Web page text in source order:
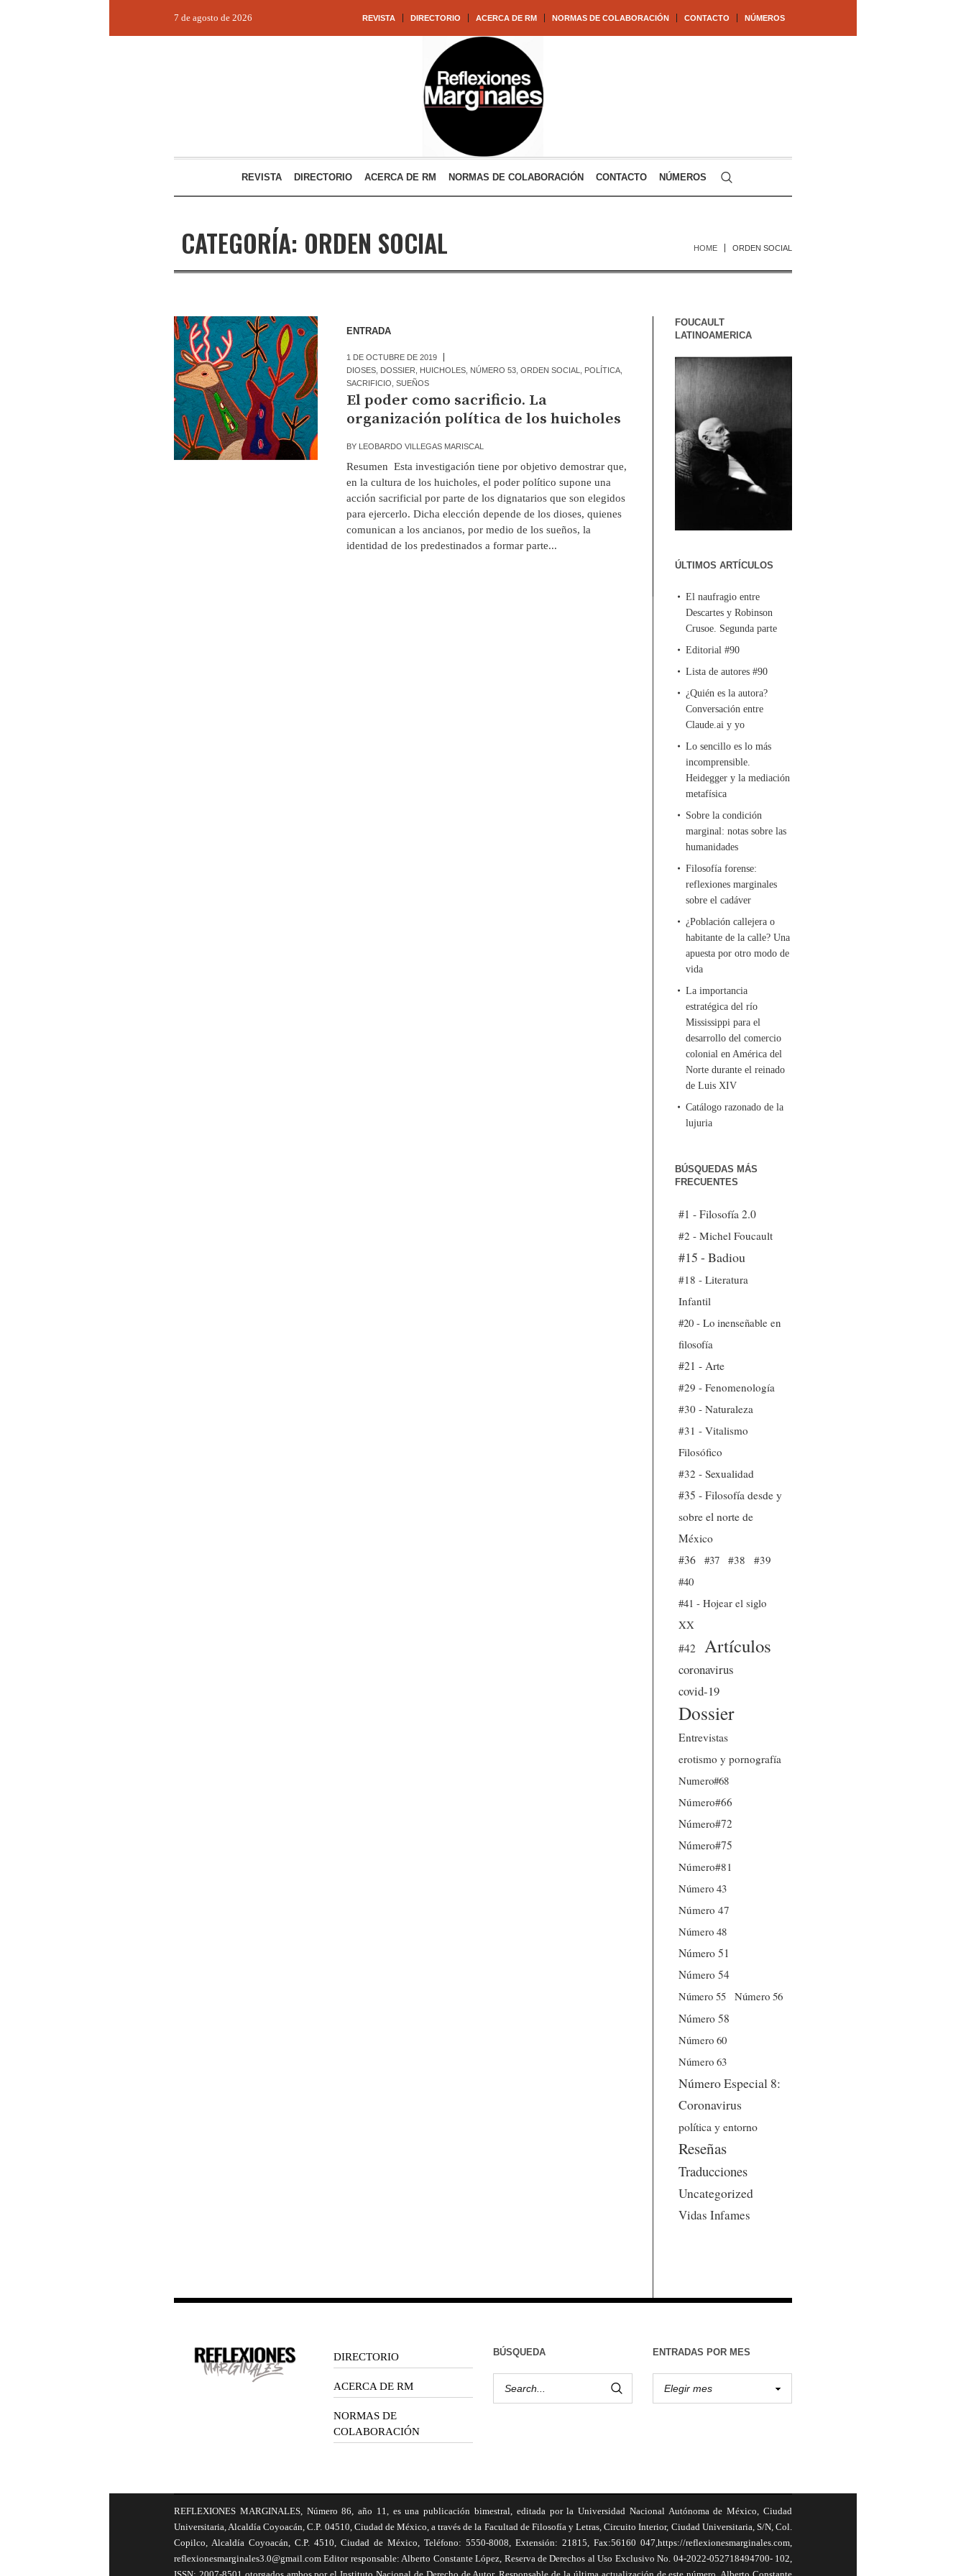
REVISTA DIRECTORIO ACERCA DE RM NORMAS DE COLABORACIÓN CONTACTO NÚMEROS
7 de agosto de 2026
REVISTA DIRECTORIO ACERCA DE RM NORMAS DE COLABORACIÓN CONTACTO NÚMEROS
CATEGORÍA: ORDEN SOCIAL HOME ORDEN SOCIAL
ENTRADA
1 DE OCTUBRE DE 2019
DIOSES, DOSSIER HUICHOLES, NÚMERO 53, ORDEN SOCIAL POLÍTICA,
SACRIFICIO SUEÑOS
El poder como sacrificio. La
organización política de los huicholes
BY LEOBARDO VILLEGAS MARISCAL
Resumen Esta investigación tiene por objetivo demostrar que,
en la cultura de los huicholes, el poder político supone una
acción sacrificial por parte de los dignatarios que son elegidos
para ejercerlo. Dicha elección depende de los dioses, quienes
comunican a los ancianos, por medio de los sueños, la
identidad de los predestinados a formar parte...
FOUCAULT
LATINOAMERICA
ÚLTIMOS ARTÍCULOS
El naufragio entre
Descartes y Robinson
Crusoe. Segunda parte
Editorial #90
Lista de autores #90
¿Quién es la autora?
Conversación entre
Claude.ai y yo
Lo sencillo es lo más
incomprensible.
Heidegger y la mediación
metafísica
Sobre la condición
marginal: notas sobre las
humanidades
Filosofía forense:
reflexiones marginales
sobre el cadáver
¿Población callejera o
habitante de la calle? Una
apuesta por otro modo de
vida
La importancia
estratégica del río
Mississippi para el
desarrollo del comercio
colonial en América del
Norte durante el reinado
de Luis XIV
Catálogo razonado de la
lujuria
BÚSQUEDAS MÁS
FRECUENTES
#1 - Filosofía 2.0
#2 - Michel Foucault
#15 - Badiou
#18 - Literatura
Infantil
#20 - Lo inenseñable en
filosofía
#21 - Arte
#29 - Fenomenología
#30 - Naturaleza
#31 - Vitalismo
Filosófico
#32 - Sexualidad
#35 - Filosofía desde y
sobre el norte de
México
#36
#37 #38
#39
#40
#41 - Hojear el siglo
XX
#42
Artículos
coronavirus
covid-19
Dossier
Entrevistas
erotismo y pornografía
Numero#68
Número#66
Número#72
Número#75
Número#81
Número 43
Número 47
Número 48
Número 51
Número 54
Número 55
Número 56
Número 58
Número 60
Número 63
Número Especial 8:
Coronavirus
política y entorno
Reseñas
Traducciones
Uncategorized
Vidas Infames
DIRECTORIO
ACERCA DE RM
NORMAS DE
COLABORACIÓN
BÚSQUEDA ENTRADAS POR MES
REFLEXIONES MARGINALES, Número 86, año 11, es una publicación bimestral, editada por la Universidad Nacional Autónoma de México, Ciudad
Universitaria, Alcaldía Coyoacán, C.P. 04510, Ciudad de México, a través de la Facultad de Filosofía y Letras, Circuito Interior, Ciudad Universitaria, S/N, Col.
Copilco, Alcaldía Coyoacán, C.P. 4510, Ciudad de México, Teléfono: 5550-8008, Extensión: 21815, Fax:56160 047,https://reflexionesmarginales.com,
reflexionesmarginales3.0@gmail.com Editor responsable: Alberto Constante López, Reserva de Derechos al Uso Exclusivo No. 04-2022-052718494700- 102,